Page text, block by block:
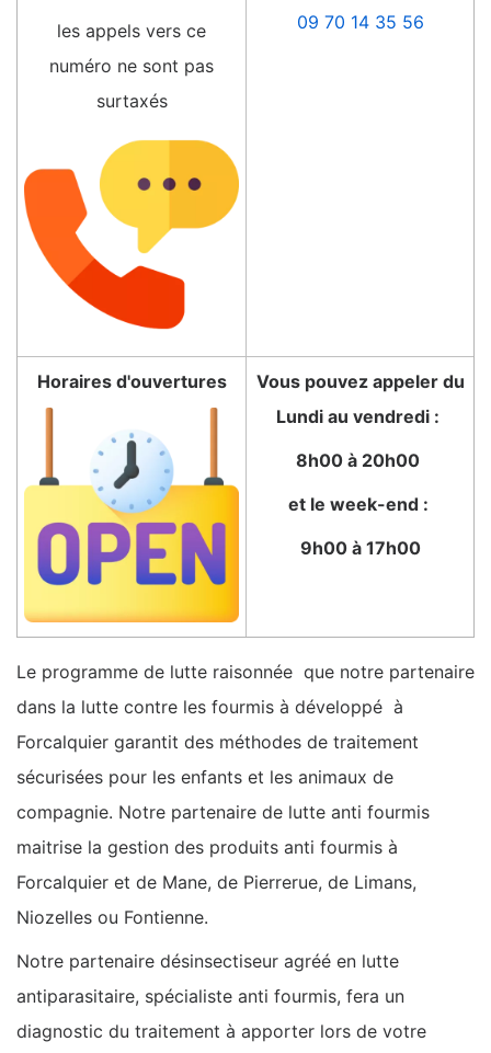
les appels vers ce
numéro ne sont pas
surtaxés
09 70 14 35 56
Horaires d'ouvertures
Vous pouvez appeler du
Lundi au vendredi :
8h00 à 20h00
et le week-end :
9h00 à 17h00
Le programme de lutte raisonnée que notre partenaire
dans la lutte contre les fourmis à développé à
Forcalquier garantit des méthodes de traitement
sécurisées pour les enfants et les animaux de
compagnie. Notre partenaire de lutte anti fourmis
maitrise la gestion des produits anti fourmis à
Forcalquier et de Mane, de Pierrerue, de Limans,
Niozelles ou Fontienne.
Notre partenaire désinsectiseur agréé en lutte
antiparasitaire, spécialiste anti fourmis, fera un
diagnostic du traitement à apporter lors de votre